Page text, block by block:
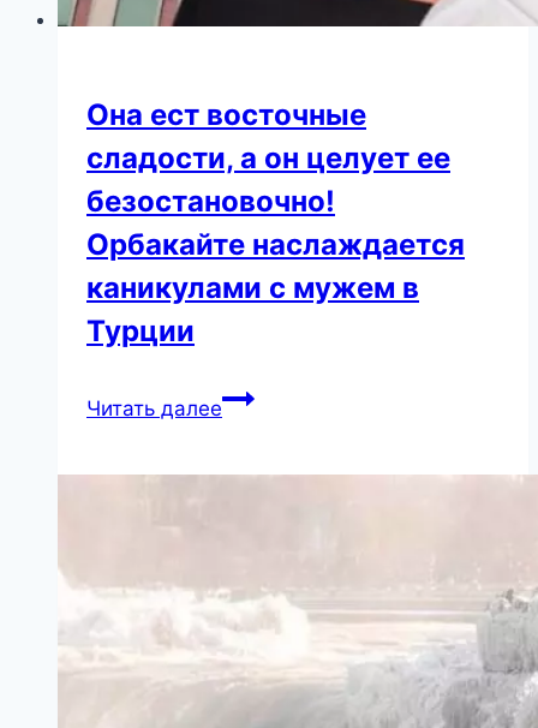
Она ест восточные
сладости, а он целует ее
безостановочно!
Орбакайте наслаждается
каникулами с мужем в
Турции
Читать далееОна
целует
ее
безостановочно!
Орбакайте
наслаждается